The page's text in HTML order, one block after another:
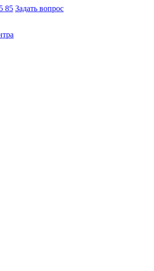
85 Задать вопрос